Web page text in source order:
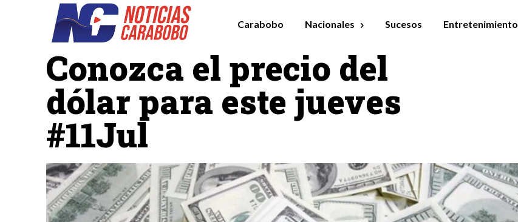
Carabobo Nacionales Sucesos Entretenimiento
Economía
Conozca el precio del
dólar para este jueves
#11Jul